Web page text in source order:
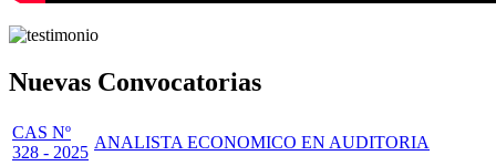
Nuevas Convocatorias
CAS Nº
328 - 2025
ANALISTA ECONOMICO EN AUDITORIA